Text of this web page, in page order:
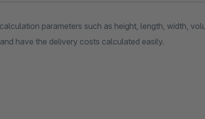
parameters such as height, length, width,
have the delivery costs calculated easily.